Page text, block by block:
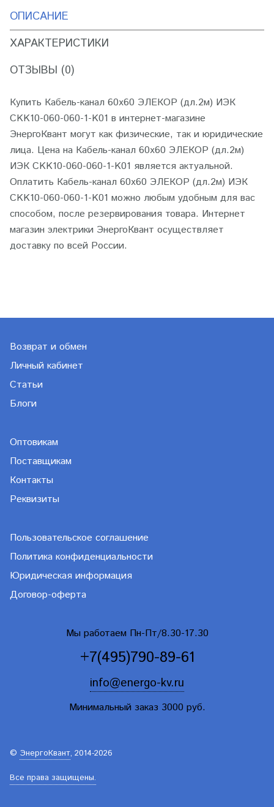
ОПИСАНИЕ
ХАРАКТЕРИСТИКИ
ОТЗЫВЫ (0)
Купить Кабель-канал 60х60 ЭЛЕКОР (дл.2м) ИЭК
CKK10-060-060-1-K01 в интернет-магазине
ЭнергоКвант могут как физические, так и юридические
лица. Цена на Кабель-канал 60х60 ЭЛЕКОР (дл.2м)
ИЭК CKK10-060-060-1-K01 является актуальной.
Оплатить Кабель-канал 60х60 ЭЛЕКОР (дл.2м) ИЭК
CKK10-060-060-1-K01 можно любым удобным для вас
способом, после резервирования товара. Интернет
магазин электрики ЭнергоКвант осуществляет
доставку по всей России.
Возврат и обмен
Личный кабинет
Статьи
Блоги
Оптовикам
Поставщикам
Контакты
Реквизиты
Пользовательское соглашение
Политика конфиденциальности
Юридическая информация
Договор-оферта
Мы работаем Пн-Пт/8.30-17.30
+7(495)790-89-61
info@energo-kv.ru
Минимальный заказ 3000 руб.
© ЭнергоКвант, 2014-2026
Все права защищены.